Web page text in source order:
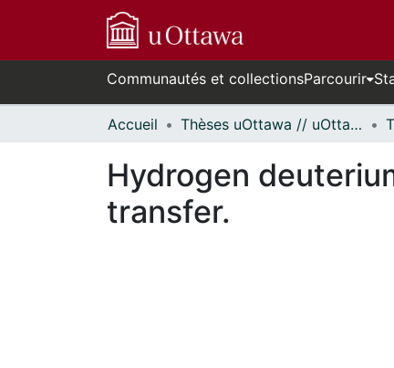
Communautés et collectionsParcourir
Accueil Thèses uOttawa // uOttawa Theses
Hydrogen
transfer.